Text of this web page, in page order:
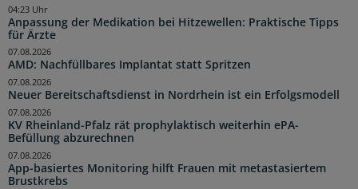
Anpassung der Medikation bei Hitzewellen: Praktische Tipps
für Ärzte
04:23 Uhr
AMD: Nachfüllbares Implantat statt Spritzen
07.08.2026
Neuer Bereitschaftsdienst in Nordrhein ist ein Erfolgsmodell
07.08.2026
KV Rheinland-Pfalz rät prophylaktisch weiterhin ePA-
Befüllung abzurechnen
07.08.2026
App-basiertes Monitoring hilft Frauen mit metastasiertem
Brustkrebs
07.08.2026